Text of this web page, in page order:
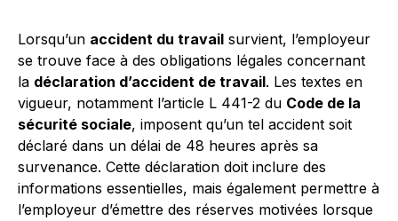
Lorsqu’un accident du travail survient, l’employeur
se trouve face à des obligations légales concernant
la déclaration d’accident de travail. Les textes en
vigueur, notamment l’article L 441-2 du Code de la
sécurité sociale, imposent qu’un tel accident soit
déclaré dans un délai de 48 heures après sa
survenance. Cette déclaration doit inclure des
informations essentielles, mais également permettre à
l’employeur d’émettre des réserves motivées lorsque